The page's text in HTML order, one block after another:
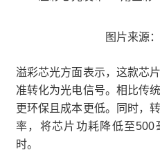
图片来源
溢彩芯光方面表示，这款芯
准转化为光电信号。相比传
更环保且成本更低。同时，
率，将芯片功耗降低至
时。